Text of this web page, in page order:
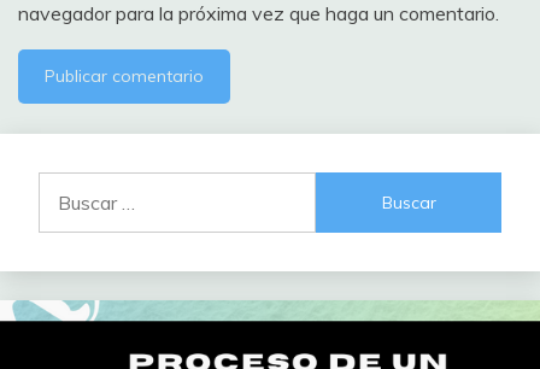
navegador para la próxima vez que haga un comentario.